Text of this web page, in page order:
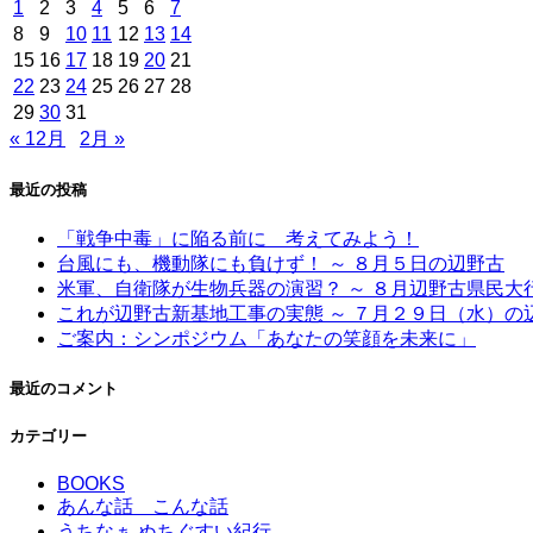
1
2 3 4 5 6
7
8
9 10 11 12 13 14
15 16 17 18 19 20 21
22 23 24 25 26 27 28
29 30 31
« 12月
2月 »
最近の投稿
「戦争中毒」に陥る前に 考えてみよう！
台風にも、機動隊にも負けず！ ～ ８月５日の辺野古
米軍、自衛隊が生物兵器の演習？ ～ ８月辺野古県民
これが辺野古新基地工事の実態 ～ ７月２９日（水）の
ご案内：シンポジウム「あなたの笑顔を未来に」
最近のコメント
カテゴリー
BOOKS
あんな話 こんな話